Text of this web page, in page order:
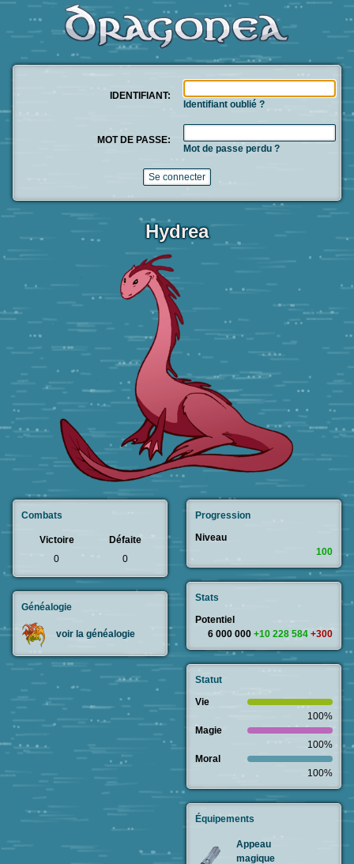
IDENTIFIANT:
Identifiant oublié ?
MOT DE PASSE:
Mot de passe perdu ?
Hydrea
Combats
Victoire
Défaite
0
0
Généalogie
voir la généalogie
Progression
Niveau
100
Stats
Potentiel
6 000 000 +10 228 584 +300
Statut
Vie
100%
Magie
100%
Moral
100%
Équipements
Appeau
magique